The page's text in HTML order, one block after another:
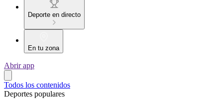
Deporte en directo
En tu zona
Abrir app
Todos los contenidos
Deportes populares